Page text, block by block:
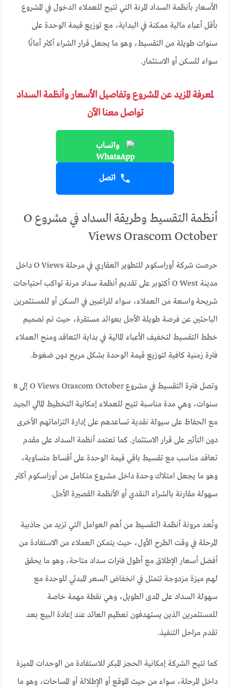
الأسعار بأنظمة السداد المرنة التي تتيح للعملاء الدخول في المشروع
بأقل أعباء مالية ممكنة في البداية، مع توزيع قيمة الوحدة على
سنوات طويلة من التقسيط، وهو ما يجعل قرار الشراء أكثر أمانًا
سواء للسكن أو الاستثمار.
لمعرفة المزيد عن المشروع وتفاصيل الأسعار وأنظمة السداد
تواصل معنا الآن
واتساب
اتصل
أنظمة التقسيط وطريقة السداد في مشروع O
Views Orascom October
حرصت شركة أوراسكوم للتطوير العقاري في مرحلة O Views داخل
مدينة O West أكتوبر على تقديم أنظمة سداد مرنة تواكب احتياجات
شريحة واسعة من العملاء، سواء للراغبين في السكن أو للمستثمرين
الباحثين عن فرصة طويلة الأجل بعوائد مستقرة، حيث تم تصميم
خطط التقسيط لتخفيف الأعباء المالية في بداية التعاقد ومنح العملاء
فترة زمنية كافية لتوزيع قيمة الوحدة بشكل مريح دون ضغوط.
وتصل فترة التقسيط في مشروع O Views Orascom October إلى 8
سنوات، وهي مدة مناسبة تتيح للعملاء إمكانية التخطيط المالي الجيد
مع الحفاظ على سيولة نقدية تساعدهم على إدارة التزاماتهم الأخرى
دون التأثير على قرار الاستثمار. كما تعتمد أنظمة السداد على مقدم
تعاقد مناسب مع تقسيط باقي قيمة الوحدة على أقساط متساوية،
وهو ما يجعل امتلاك وحدة داخل مشروع متكامل من أوراسكوم أكثر
سهولة مقارنة بالشراء النقدي أو الأنظمة القصيرة الأجل.
وتُعد مرونة أنظمة التقسيط من أهم العوامل التي تزيد من جاذبية
المرحلة في وقت الطرح الأول، حيث يتمكن العملاء من الاستفادة من
أفضل أسعار الإطلاق مع أطول فترات سداد متاحة، وهو ما يحقق
لهم ميزة مزدوجة تتمثل في انخفاض السعر المبدئي للوحدة مع
سهولة السداد على المدى الطويل، وهي نقطة مهمة خاصة
للمستثمرين الذين يستهدفون تعظيم العائد عند إعادة البيع بعد
تقدم مراحل التنفيذ.
كما تتيح الشركة إمكانية الحجز المبكر للاستفادة من الوحدات المميزة
داخل المرحلة، سواء من حيث الموقع أو الإطلالة أو المساحات، وهو ما